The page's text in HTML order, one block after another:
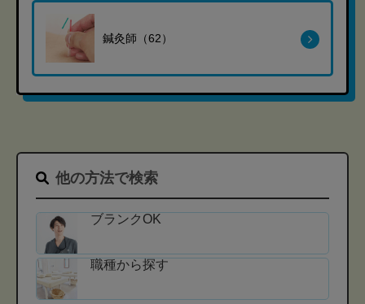
鍼灸師（62）
他の方法で検索
ブランクOK
職種から探す